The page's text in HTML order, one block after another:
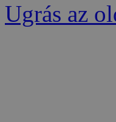
Ugrás az